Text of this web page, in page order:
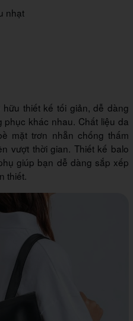
nhạt
thiết kế tối giản, dễ dàng
khác nhau. Chất liệu da
mặt trơn nhẵn chống thấm
vượt thời gian. Thiết kế balo
giúp bạn dễ dàng sắp xếp
thiết.